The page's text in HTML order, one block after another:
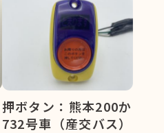
押ボタン：熊本200か
732号車（産交バス）